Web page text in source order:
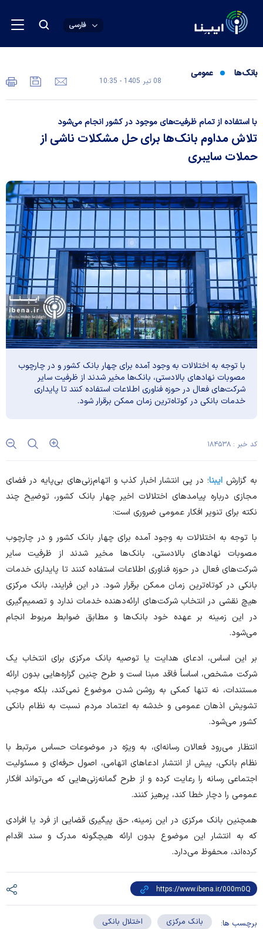
فارسی
بانک‌ها عمومی
08 تير 1405 - 10:35
با استفاده از تمام ظرفیت‌های موجود در کشور انجام می‌شود
تلاش مداوم بانک‌ها برای حل مشکلات ناشی از
حملات سایبری
با توجه به اختلالات به وجود آمده برای چهار بانک کشور و در چارچوب
مصوبات نهاد‌های بالادستی، بانک‌ها مخیر شدند از ظرفیت سایر
شرکت‌های فعال در حوزه فناوری اطلاعات استفاده کنند تا پایداری
خدمات بانکی در کوتاه‌ترین زمان ممکن برقرار شود.
کد خبر : ۱۸۴۵۳۸
به گزارش ایبنا؛ در پی انتشار اخبار کذب و اتهام‌زنی‌های بی‌پایه در فضای
مجازی درباره پیامد‌های اختلالات اخیر چهار بانک کشور، توضیح چند
نکته برای تنویر افکار عمومی ضروری است:
با توجه به اختلالات به وجود آمده برای چهار بانک کشور و در چارچوب
مصوبات نهاد‌های بالادستی، بانک‌ها مخیر شدند از ظرفیت سایر
شرکت‌های فعال در حوزه فناوری اطلاعات استفاده کنند تا پایداری خدمات
بانکی در کوتاه‌ترین زمان ممکن برقرار شود. در این فرایند، بانک مرکزی
هیچ نقشی در انتخاب شرکت‌های ارائه‌دهنده خدمات ندارد و تصمیم‌گیری
در این زمینه بر عهده خود بانک‌ها و مطابق ضوابط مربوط انجام
می‌شود.
بر این اساس، ادعای هدایت یا توصیه بانک مرکزی برای انتخاب یک
شرکت مشخص، اساساً فاقد مبنا است و طرح چنین گزاره‌هایی بدون ارائه
مستندات، نه تنها کمکی به روشن شدن موضوع نمی‌کند، بلکه موجب
تشویش اذهان عمومی و خدشه به اعتماد مردم نسبت به نظام بانکی
کشور می‌شود.
انتظار می‌رود فعالان رسانه‌ای، به ویژه در موضوعات حساس مرتبط با
نظام بانکی، پیش از انتشار ادعا‌های اتهامی، اصول حرفه‌ای و مسئولیت
اجتماعی رسانه را رعایت کرده و از طرح گمانه‌زنی‌هایی که می‌تواند افکار
عمومی را دچار خطا کند، پرهیز کنند.
همچنین بانک مرکزی در این زمینه، حق پیگیری قضایی از فرد یا افرادی
که به انتشار این موضوع بدون ارائه هیچگونه مدرک و سند اقدام
کرده‌اند، محفوظ می‌دارد.
برچسب ها: بانک مرکزی اختلال بانکی